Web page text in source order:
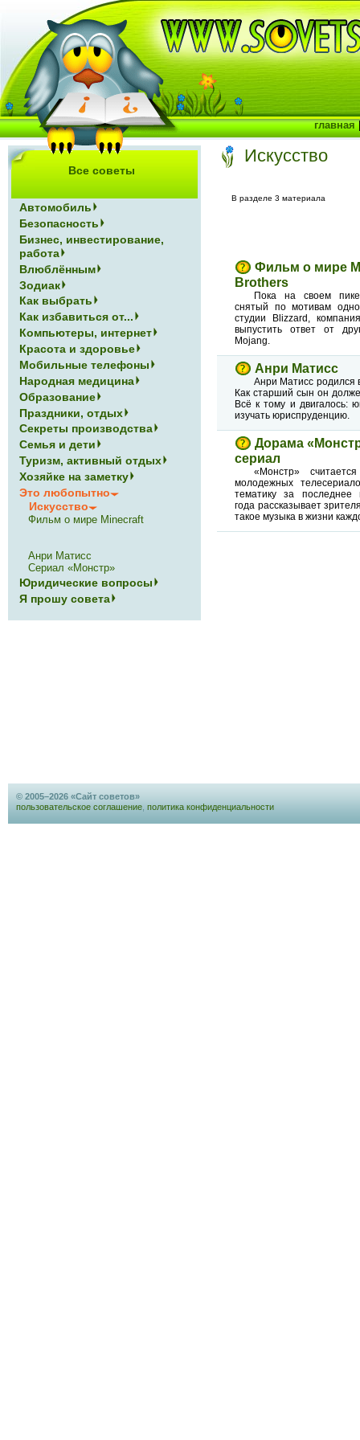
Искусство
В разделе 3 материала
Фильм о мире
Brothers
Пока на своем
снятый по мотивам
студии Blizzard,
выпустить ответ от
Mojang.
Анри Матисс
Анри Матисс родился
Как старший сын он
Всё к тому и двигалось:
изучать юриспруденцию.
Дорама
сериал
«Монстр»
молодежных
тематику за
года рассказывает
такое музыка в жизни
Все советы
Автомобиль
Безопасность
Бизнес, инвестирование,
работа
Влюблённым
Зодиак
Как выбрать
Как избавиться от...
Компьютеры, интернет
Красота и здоровье
Мобильные телефоны
Народная медицина
Образование
Праздники, отдых
Секреты производства
Семья и дети
Туризм, активный отдых
Хозяйке на заметку
Это любопытно
Искусство
Фильм о мире Minecraft
Анри Матисс
Сериал «Монстр»
Юридические вопросы
Я прошу совета
главная
© 2005–2026 «Сайт советов»
пользовательское соглашение политика конфиденциальности